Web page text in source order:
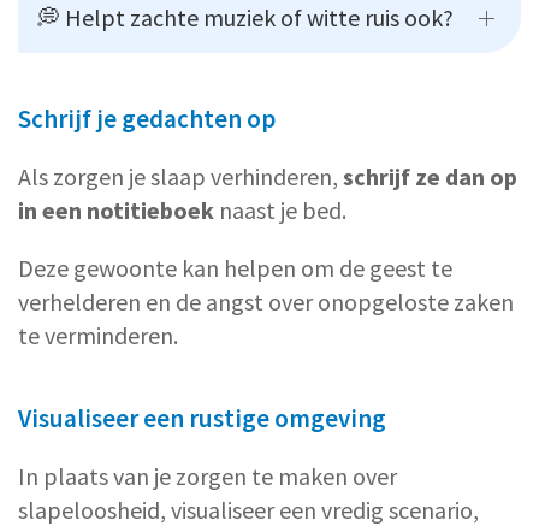
💭 Helpt zachte muziek of witte ruis ook?
Schrijf je gedachten op
Als zorgen je slaap verhinderen, schrijf ze dan op
in een notitieboek naast je bed.
Deze gewoonte kan helpen om de geest te
verhelderen en de angst over onopgeloste zaken
te verminderen.
Visualiseer een rustige omgeving
In plaats van je zorgen te maken over
slapeloosheid, visualiseer een vredig scenario,